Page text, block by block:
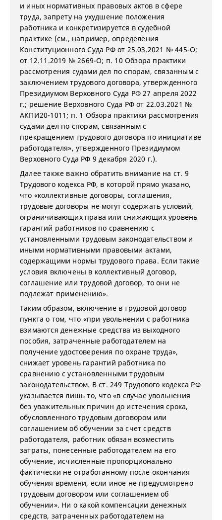
и иных нормативных правовых актов в сфере
труда, запрету на ухудшение положения
работника и конкретизируется в судебной
практике (см., например, определения
Конституционного Суда РФ от 25.03.2021 № 445-О;
от 12.11.2019 № 2669-О; п. 10 Обзора практики
рассмотрения судами дел по спорам, связанным с
заключением трудового договора, утвержденного
Президиумом Верховного Суда РФ 27 апреля 2022
г.; решение Верховного Суда РФ от 22.03.2021 №
АКПИ20-1011; п. 1 Обзора практики рассмотрения
судами дел по спорам, связанным с
прекращением трудового договора по инициативе
работодателя», утвержденного Президиумом
Верховного Суда РФ 9 декабря 2020 г.).
Далее также важно обратить внимание на ст. 9
Трудового кодекса РФ, в которой прямо указано,
что «коллективные договоры, соглашения,
трудовые договоры не могут содержать условий,
ограничивающих права или снижающих уровень
гарантий работников по сравнению с
установленными трудовым законодательством и
иными нормативными правовыми актами,
содержащими нормы трудового права. Если такие
условия включены в коллективный договор,
соглашение или трудовой договор, то они не
подлежат применению».
Таким образом, включение в трудовой договор
пункта о том, что «при увольнении с работника
взимаются денежные средства из выходного
пособия, затраченные работодателем на
получение удостоверения по охране труда»,
снижает уровень гарантий работника по
сравнению с установленными трудовым
законодательством. В ст. 249 Трудового кодекса РФ
указывается лишь то, что «в случае увольнения
без уважительных причин до истечения срока,
обусловленного трудовым договором или
соглашением об обучении за счет средств
работодателя, работник обязан возместить
затраты, понесенные работодателем на его
обучение, исчисленные пропорционально
фактически не отработанному после окончания
обучения времени, если иное не предусмотрено
трудовым договором или соглашением об
обучении». Ни о какой компенсации денежных
средств, затраченных работодателем на